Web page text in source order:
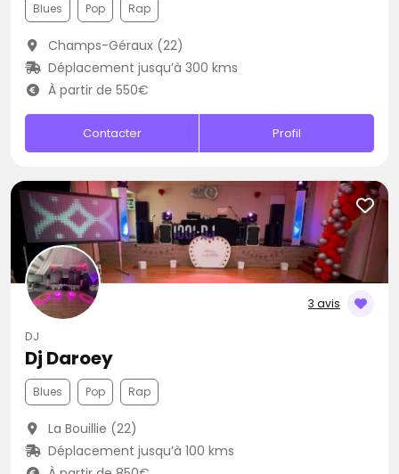
Blues Pop Rap
Champs-Géraux (22)
Déplacement jusqu’à 300 kms
À partir de 550€
Contacter Profil
3 avis
DJ
Dj Daroey
Blues Pop Rap
La Bouillie (22)
Déplacement jusqu’à 100 kms